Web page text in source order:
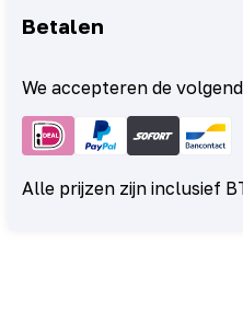
Betalen
We accepteren de
Alle prijzen zijn inclusief